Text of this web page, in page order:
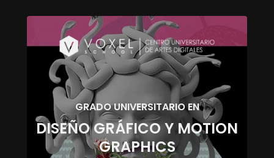
GRADO UNIVERSITARIO EN
DISEÑO GRÁFICO Y MOTION
GRAPHICS